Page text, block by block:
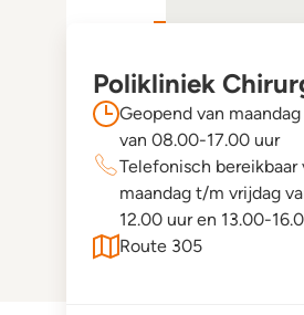
Polikliniek
Geopend van
van 08.00-17.00 uur
Telefonisch bereikbaar
maandag t/m vrijdag
12.00 uur en 13.00-
Route 305